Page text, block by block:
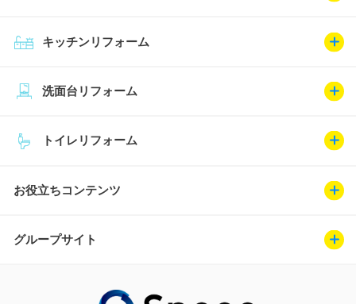
キッチンリフォーム
トイレリフォーム
洗面台リフォーム
お役立ちコンテンツ
グループサイト